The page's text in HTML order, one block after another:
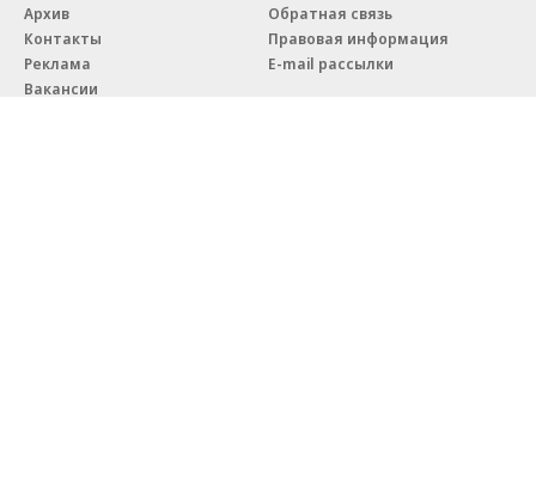
Архив
Контакты
Реклама
Вакансии
Обратная связь
Правовая информация
E-mail рассылки